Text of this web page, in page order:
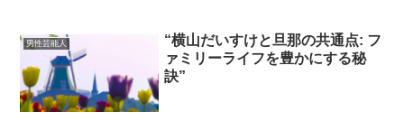
男性芸能人
“横山だいすけと旦那の共通点: フ
ァミリーライフを豊かにする秘
訣”